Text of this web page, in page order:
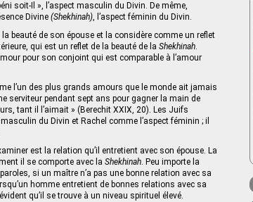
soit-Il », l’aspect masculin du Divin. De même,
Divine (Shekhinah), l’aspect féminin du Divin.
beauté de son épouse et la considère comme un reflet
qui est un reflet de la beauté de la Shekhinah.
pour son conjoint qui est comparable à l’amour
l’un des plus grands amours que le monde ait jamais
serviteur pendant sept ans pour gagner la main de
tant il l’aimait » (Berechit XXIX, 20). Les Juifs
du Divin et Rachel comme l’aspect féminin ; il
est la relation qu’il entretient avec son épouse. La
il se comporte avec la Shekhinah. Peu importe la
si un maître n’a pas une bonne relation avec sa
homme entretient de bonnes relations avec sa
qu’il se trouve à un niveau spirituel élevé.